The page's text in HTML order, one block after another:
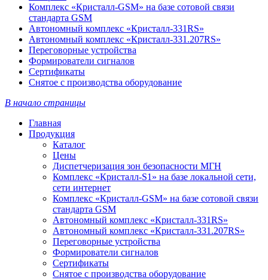
Комплекс «Кристалл-GSM» на базе сотовой связи
стандарта GSM
Автономный комплекс «Кристалл-331RS»
Автономный комплекс «Кристалл-331.207RS»
Переговорные устройства
Формирователи сигналов
Сертификаты
Снятое с производства оборудование
В начало страницы
Главная
Продукция
Каталог
Цены
Диспетчеризация зон безопасности МГН
Комплекс «Кристалл-S1» на базе локальной сети,
сети интернет
Комплекс «Кристалл-GSM» на базе сотовой связи
стандарта GSM
Автономный комплекс «Кристалл-331RS»
Автономный комплекс «Кристалл-331.207RS»
Переговорные устройства
Формирователи сигналов
Сертификаты
Снятое с производства оборудование